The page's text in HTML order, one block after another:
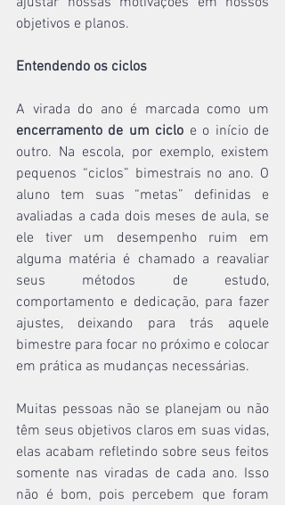
objetivos e planos.
Entendendo os ciclos
encerramento de um ciclo e o início de
outro. Na escola, por exemplo, existem
pequenos “ciclos” bimestrais no ano. O
aluno tem suas “metas” definidas e
avaliadas a cada dois meses de aula, se
ele tiver um desempenho ruim em
alguma matéria é chamado a reavaliar
seus métodos de estudo,
comportamento e dedicação, para fazer
ajustes, deixando para trás aquele
bimestre para focar no próximo e colocar
em prática as mudanças necessárias.
Muitas pessoas não se planejam ou não
têm seus objetivos claros em suas vidas,
elas acabam refletindo sobre seus feitos
somente nas viradas de cada ano. Isso
não é bom, pois percebem que foram